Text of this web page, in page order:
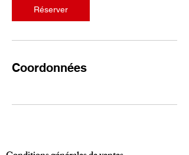
Réserver
Coordonnées